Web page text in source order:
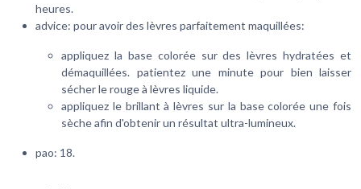
heures.
advice: pour avoir des lèvres parfaitement maquillées:
appliquez la base colorée sur des lèvres hydratées et
démaquillées. patientez une minute pour bien laisser
sécher le rouge à lèvres liquide.
appliquez le brillant à lèvres sur la base colorée une fois
sèche afin d'obtenir un résultat ultra-lumineux.
pao: 18.